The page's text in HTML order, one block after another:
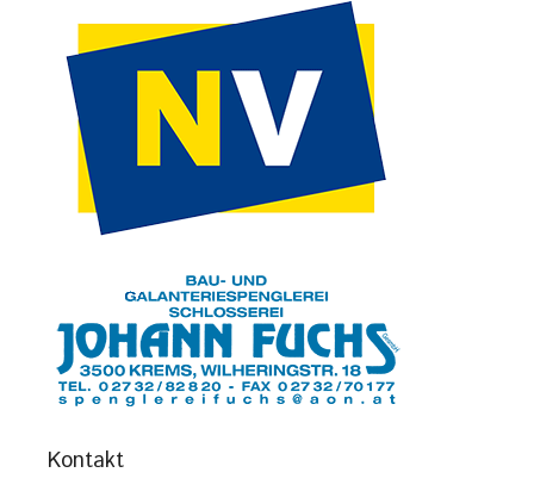
Kontakt